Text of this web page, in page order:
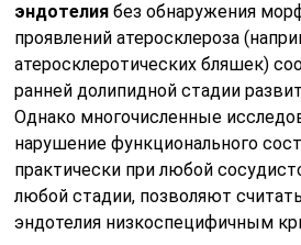
эндотелия без обнаружения
проявлений атеросклероза
атеросклеротических бляшек)
ранней долипидной стадии
Однако многочисленные
нарушение функционального
практически при любой
любой стадии, позволяют
эндотелия низкоспецифичным